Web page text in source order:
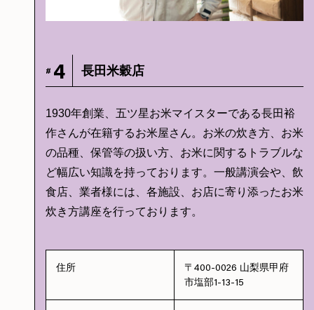
# 4 長田米穀店
1930年創業、五ツ星お米マイスターである長田裕
作さんが在籍するお米屋さん。お米の炊き方、お米
の品種、保管等の扱い方、お米に関するトラブルな
ど幅広い知識を持っております。一般講演会や、飲
食店、業者様には、各施設、お店に寄り添ったお米
炊き方講座を行っております。
住所
〒400-0026 山梨県甲府
市塩部1-13-15